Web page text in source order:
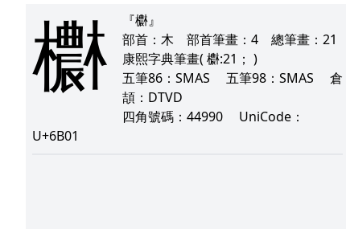
欁
『欁』
部首： 木 部首筆畫： 4 總筆畫： 21
康熙字典筆畫( 欁:21； )
五筆86： SMAS 五筆98： SMAS 倉
頡： DTVD
四角號碼： 44990 UniCode：
U+6B01